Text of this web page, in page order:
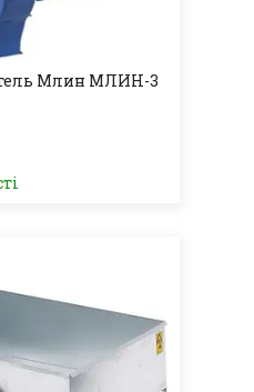
Млин МЛИН-3